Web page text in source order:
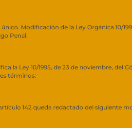
Modificación de la Ley Orgánica 10/
Penal.
la Ley 10/1995, de 23 de noviembre, del
términos:
142 queda redactado del siguiente